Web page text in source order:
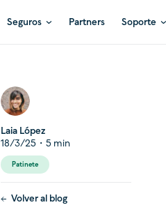
Seguros Partners Soporte
Laia López
18/3/25 ・ 5 min
Patinete
Volver al blog